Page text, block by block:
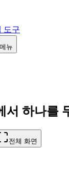
도구
메뉴
서 하나를
전체 화면